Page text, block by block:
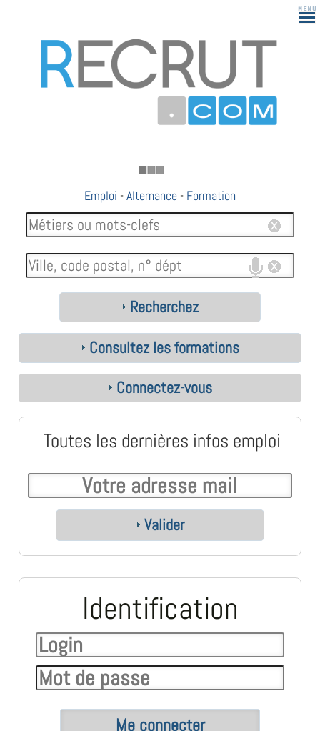
183
Emploi -Alternance - Formation
Recherchez
Consultez les formations
Connectez-vous
Toutes les dernières infos emploi
Valider
Identification